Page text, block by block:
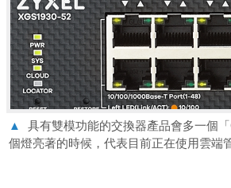
▲
具有雙模功能的交換器產品會多一個
個燈亮著的時候，代表目前正在使用雲端